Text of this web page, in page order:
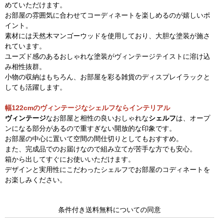
めていただけます。
お部屋の雰囲気に合わせてコーディネートを楽しめるのが嬉しいポ
イント。
素材には天然木マンゴーウッドを使用しており、大胆な塗装が施さ
れています。
ユーズド感のあるおしゃれな塗装がヴィンテージテイストに溶け込
み相性抜群。
小物の収納はもちろん、お部屋を彩る雑貨のディスプレイラックと
しても活躍します。
幅122cmのヴィンテージなシェルフならインテリアル
ヴィンテージなお部屋と相性の良いおしゃれなシェルフは、オープ
ンになる部分があるので重すぎない開放的な印象です。
お部屋の中心に置いて空間の間仕切りとしてもおすすめ。
また、完成品でのお届けなので組み立てが苦手な方でも安心。
箱から出してすぐにお使いいただけます。
デザインと実用性にこだわったシェルフでお部屋のコディネートを
お楽しみください。
条件付き送料無料についての同意